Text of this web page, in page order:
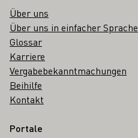
Über uns
Über uns in einfacher Sprache
Glossar
Karriere
Vergabebekanntmachungen
Beihilfe
Kontakt
Portale